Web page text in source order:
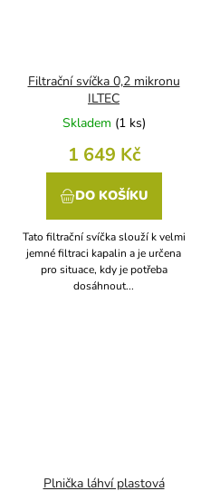
Filtrační svíčka 0,2 mikronu
ILTEC
Skladem (1 ks)
1 649 Kč
DO KOŠÍKU
Tato filtrační svíčka slouží k velmi
jemné filtraci kapalin a je určena
pro situace, kdy je potřeba
dosáhnout...
Plnička láhví plastová